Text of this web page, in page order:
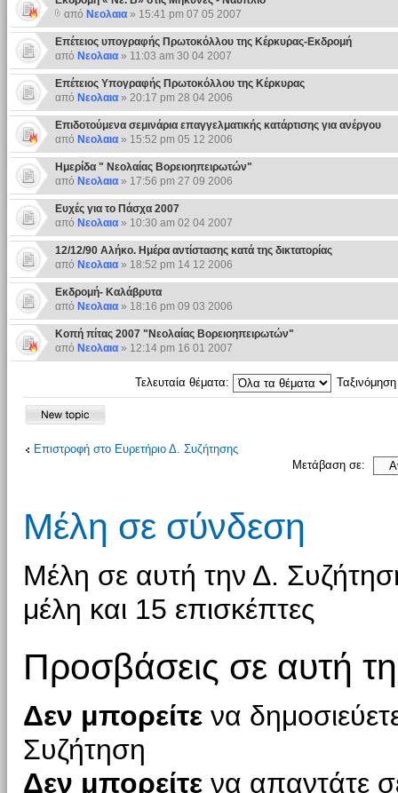
από Νεολαια» 15:41 pm 07 05 2007
Επέτειος υπογραφής Πρωτοκόλλου της Κέρκυρας-Εκδρομή
από Νεολαια» 11:03 am 30 04 2007
Επέτειος Υπογραφής Πρωτοκόλλου της Κέρκυρας
από Νεολαια» 20:17 pm 28 04 2006
Επιδοτούμενα σεμινάρια επαγγελματικής κατάρτισης για ανέργου
από Νεολαια» 15:52 pm 05 12 2006
Ημερίδα " Νεολαίας Βορειοηπειρωτών"
από Νεολαια» 17:56 pm 27 09 2006
Ευχές για το Πάσχα 2007
από Νεολαια» 10:30 am 02 04 2007
12/12/90 Αλήκο. Ημέρα αντίστασης κατά της δικτατορίας
από Νεολαια» 18:52 pm 14 12 2006
Εκδρομή- Καλάβρυτα
από Νεολαια» 18:16 pm 09 03 2006
Κοπή πίτας 2007 "Νεολαίας Βορειοηπειρωτών"
από Νεολαια» 12:14 pm 16 01 2007
Τελευταία θέματα:
Επιστροφή στο Ευρετήριο Δ. Συζήτησης
Μετάβαση σε:
Μέλη σε σύνδεση
Μέλη σε αυτή την Δ.
μέλη και 15 επισκέπτες
Προσβάσεις σε αυτή
Δεν μπορείτενα
Συζήτηση
Δεν μπορείτενα απαντάτε